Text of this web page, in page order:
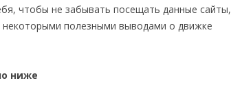
чтобы не забывать посещать данные сайты,
некоторыми полезными выводами о движке
ниже